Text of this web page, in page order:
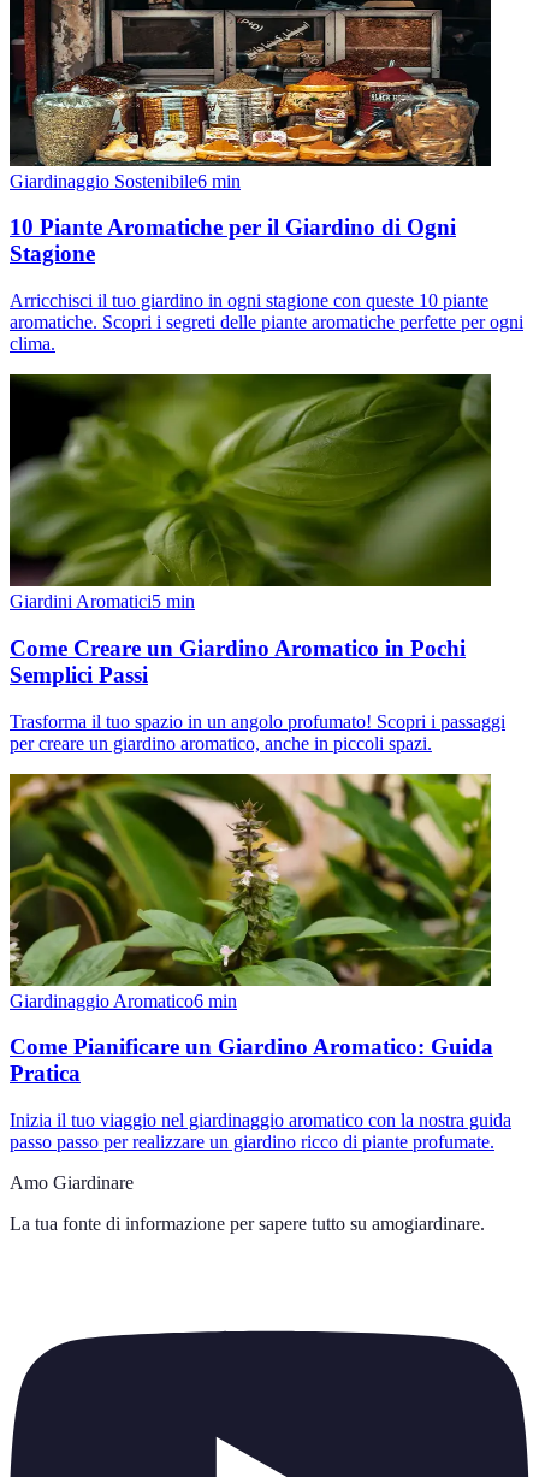
Giardinaggio Sostenibile6 min
10 Piante Aromatiche per il Giardino di Ogni
Stagione
Arricchisci il tuo giardino in ogni stagione con queste 10 piante
aromatiche. Scopri i segreti delle piante aromatiche perfette per ogni
clima.
Giardini Aromatici5 min
Come Creare un Giardino Aromatico in Pochi
Semplici Passi
Trasforma il tuo spazio in un angolo profumato! Scopri i passaggi
per creare un giardino aromatico, anche in piccoli spazi.
Giardinaggio Aromatico6 min
Come Pianificare un Giardino Aromatico: Guida
Pratica
Inizia il tuo viaggio nel giardinaggio aromatico con la nostra guida
passo passo per realizzare un giardino ricco di piante profumate.
Amo Giardinare
La tua fonte di informazione per sapere tutto su amogiardinare.